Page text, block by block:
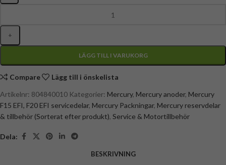
LÄGG TILL I VARUKORG
Compare
Lägg till i önskelista
Artikelnr: 804840010 Kategorier: Mercury, Mercury anoder, Mercury
F15 EFI, F20 EFI servicedelar, Mercury Packningar, Mercury reservdelar
& tillbehör (Sorterat efter produkt), Service & Motortillbehör
Dela:
BESKRIVNING